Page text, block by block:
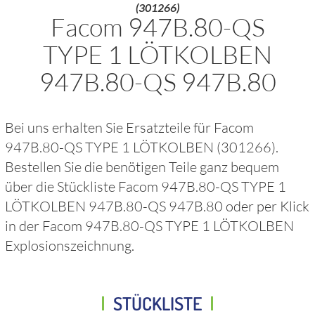
(301266)
Facom 947B.80-QS
TYPE 1 LÖTKOLBEN
947B.80-QS 947B.80
Bei uns erhalten Sie Ersatzteile für Facom
947B.80-QS TYPE 1 LÖTKOLBEN (301266).
Bestellen Sie die benötigen Teile ganz bequem
über die Stückliste Facom 947B.80-QS TYPE 1
LÖTKOLBEN 947B.80-QS 947B.80 oder per Klick
in der Facom 947B.80-QS TYPE 1 LÖTKOLBEN
Explosionszeichnung.
STÜCKLISTE